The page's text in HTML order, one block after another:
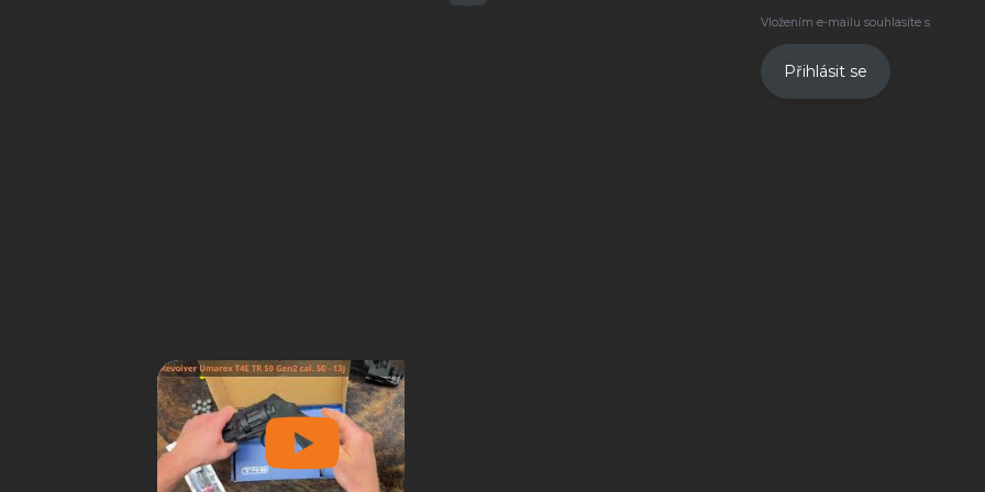
Vložením e-mailu souhlasíte s
Přihlásit se